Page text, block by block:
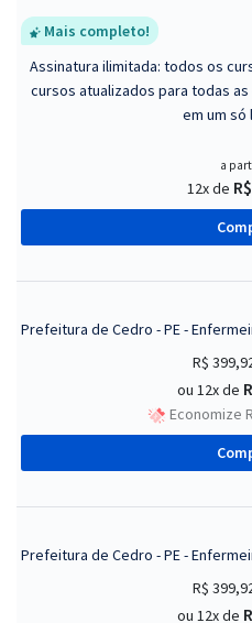
Mais completo!
Assinatura ilimitada: todos os
cursos atualizados para todas
em um só
a
12x de R$
Prefeitura de Cedro - PE -
R$
ou 12x de
Economize
Prefeitura de Cedro - PE -
R$
ou 12x de